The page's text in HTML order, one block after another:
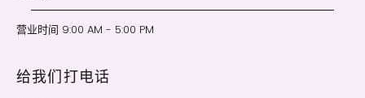
营业时间 9:00 AM - 5:00 PM
给我们打电话